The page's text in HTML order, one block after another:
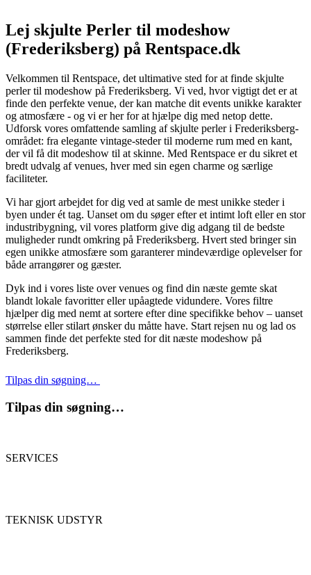
Lej skjulte Perler til modeshow
(Frederiksberg) på Rentspace.dk
Velkommen til Rentspace, det ultimative sted for at finde skjulte
perler til modeshow på Frederiksberg. Vi ved, hvor vigtigt det er at
finde den perfekte venue, der kan matche dit events unikke karakter
og atmosfære - og vi er her for at hjælpe dig med netop dette.
Udforsk vores omfattende samling af skjulte perler i Frederiksberg-
området: fra elegante vintage-steder til moderne rum med en kant,
der vil få dit modeshow til at skinne. Med Rentspace er du sikret et
bredt udvalg af venues, hver med sin egen charme og særlige
faciliteter.
Vi har gjort arbejdet for dig ved at samle de mest unikke steder i
byen under ét tag. Uanset om du søger efter et intimt loft eller en stor
industribygning, vil vores platform give dig adgang til de bedste
muligheder rundt omkring på Frederiksberg. Hvert sted bringer sin
egen unikke atmosfære som garanterer mindeværdige oplevelser for
både arrangører og gæster.
Dyk ind i vores liste over venues og find din næste gemte skat
blandt lokale favoritter eller upåagtede vidundere. Vores filtre
hjælper dig med nemt at sortere efter dine specifikke behov – uanset
størrelse eller stilart ønsker du måtte have. Start rejsen nu og lad os
sammen finde det perfekte sted for dit næste modeshow på
Frederiksberg.
Tilpas din søgning…
Tilpas din søgning…
SERVICES
TEKNISK UDSTYR